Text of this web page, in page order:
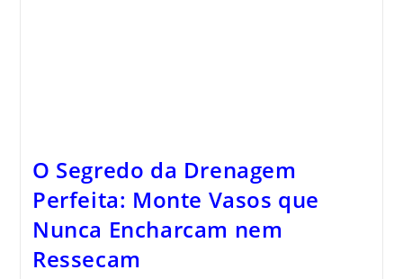
O Segredo da Drenagem
Perfeita: Monte Vasos que
Nunca Encharcam nem
Ressecam